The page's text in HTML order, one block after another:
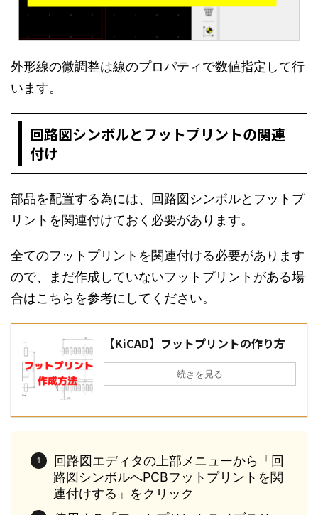
外形線の微調整は線のプロパティで数値指定して行
います。
回路図シンボルとフットプリントの関連
付け
部品を配置する為には、回路図シンボルとフットプ
リントを関連付けておく必要があります。
全てのフットプリントを関連付ける必要があります
ので、まだ作成していないフットプリントがある場
合はこちらを参考にしてください。
【KiCAD】フットプリントの作り方
続きを見る
回路図エディタの上部メニューから「回
路図シンボルへPCBフットプリントを関
連付けする」をクリック